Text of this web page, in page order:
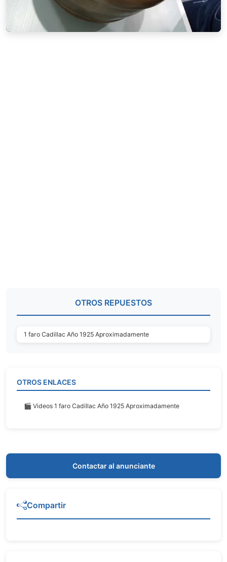
OTROS REPUESTOS
1 faro Cadillac Año 1925 Aproximadamente
OTROS ENLACES
🎬 Videos 1 faro Cadillac Año 1925 Aproximadamente
Contactar al anunciante
Compartir